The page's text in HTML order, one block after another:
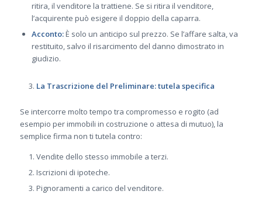
ritira, il venditore la trattiene. Se si ritira il venditore,
l’acquirente può esigere il doppio della caparra.
Acconto:È solo un anticipo sul prezzo. Se l’affare salta, va
restituito, salvo il risarcimento del danno dimostrato in
giudizio.
La Trascrizione del Preliminare: tutela specifica
Se intercorre molto tempo tra compromesso e rogito (ad
esempio per immobili in costruzione o attesa di mutuo), la
semplice firma non ti tutela contro:
Vendite dello stesso immobile a terzi.
Iscrizioni di ipoteche.
Pignoramenti a carico del venditore.